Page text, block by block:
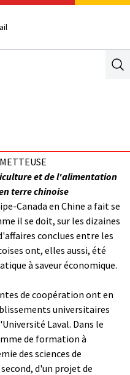
et de l'alimentation
terre chinoise
Canada en Chine a fait se
il se doit, sur les dizaines
conclues entre les
ont, elles aussi, été
à saveur économique.
de coopération ont en
universitaires
Laval. Dans le
de formation à
des sciences de
d'un projet de